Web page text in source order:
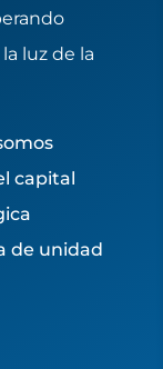
luz de la
capital
de unidad